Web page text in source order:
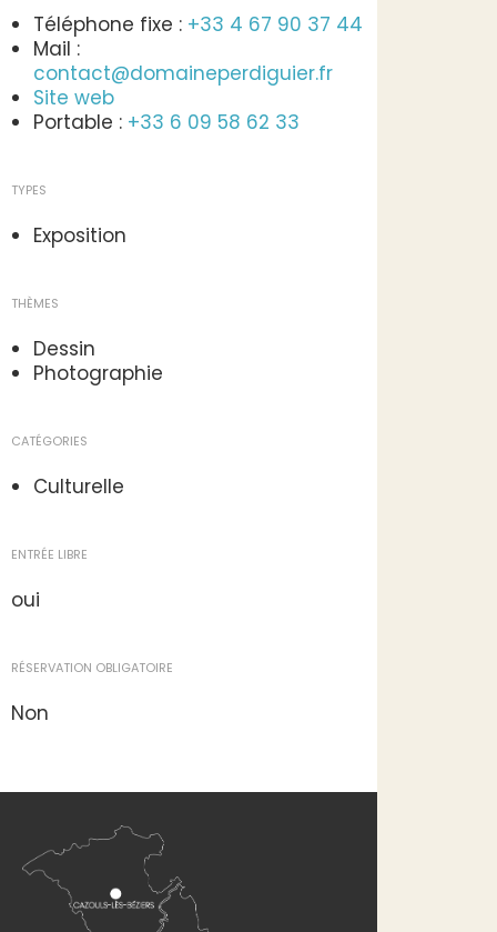
Téléphone fixe : +33 4 67 90 37 44
Mail :
contact@domaineperdiguier.fr
Site web
Portable : +33 6 09 58 62 33
TYPES
Exposition
THÈMES
Dessin
Photographie
CATÉGORIES
Culturelle
ENTRÉE LIBRE
oui
RÉSERVATION OBLIGATOIRE
Non